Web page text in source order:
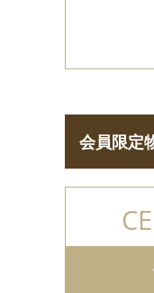
会員限定